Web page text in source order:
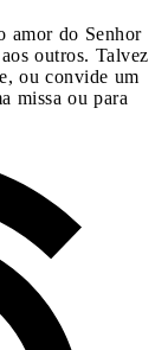
amor do Senhor
outros. Talvez
ou convide um
missa ou para